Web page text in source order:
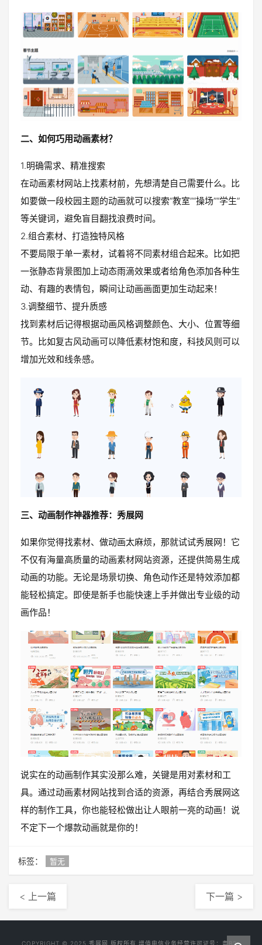
二、如何巧用动画素材？
1.明确需求、精准搜索
在动画素材网站上找素材前，先想清楚自己需要什么。比
如要做一段校园主题的动画就可以搜索“教室”“操场”“学生”
等关键词，避免盲目翻找浪费时间。
2.组合素材、打造独特风格
不要局限于单一素材，试着将不同素材组合起来。比如把
一张静态背景图加上动态雨滴效果或者给角色添加各种生
动、有趣的表情包，瞬间让动画画面更加生动起来！
3.调整细节、提升质感
找到素材后记得根据动画风格调整颜色、大小、位置等细
节。比如复古风动画可以降低素材饱和度，科技风则可以
增加光效和线条感。
三、动画制作神器推荐：秀展网
如果你觉得找素材、做动画太麻烦，那就试试秀展网！它
不仅有海量高质量的动画素材网站资源，还提供简易生成
动画的功能。无论是场景切换、角色动作还是特效添加都
能轻松搞定。即使是新手也能快速上手并做出专业级的动
画作品！
说实在的动画制作其实没那么难，关键是用对素材和工
具。通过动画素材网站找到合适的资源，再结合秀展网这
样的制作工具，你也能轻松做出让人眼前一亮的动画！说
不定下一个爆款动画就是你的！
标签： 暂无
< 上一篇 下一篇 >
COPYRIGHT © 2025 秀展网 版权所有 增值电信业务经营许可证号： 粤B2-